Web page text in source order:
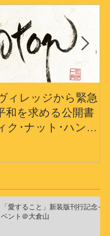
ィレッジから緊急
を求める公開書
ク･ナット･ハン師
「愛すること」新装版刊行記念イ
ベント＠大倉山